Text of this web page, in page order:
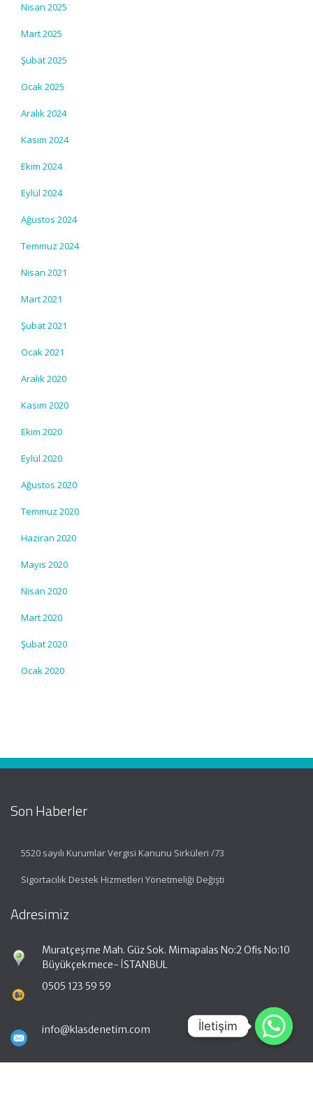
Nisan 2025
Mart 2025
Şubat 2025
Ocak 2025
Aralık 2024
Kasım 2024
Ekim 2024
Eylül 2024
Ağustos 2024
Temmuz 2024
Nisan 2021
Mart 2021
Şubat 2021
Ocak 2021
Aralık 2020
Kasım 2020
Ekim 2020
Eylül 2020
Ağustos 2020
Temmuz 2020
Haziran 2020
Mayıs 2020
Nisan 2020
Mart 2020
Şubat 2020
Ocak 2020
Son Haberler
5520 sayılı Kurumlar Vergisi Kanunu Sirküleri /73
Sigortacılık Destek Hizmetleri Yönetmeliği Değişti
Adresimiz
Muratçeşme Mah. Güz Sok. Mimapalas No:2 Ofis No:10
Büyükçekmece- İSTANBUL
0505 123 59 59
info@klasdenetim.com İletişim
İletişim